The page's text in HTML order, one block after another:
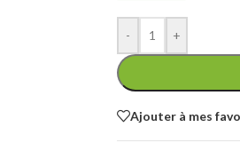
- +
Ajouter à mes